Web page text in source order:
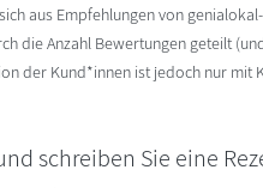
aus Empfehlungen von
die Anzahl Bewertungen geteilt
der Kund*innen ist jedoch nur mit
schreiben Sie eine